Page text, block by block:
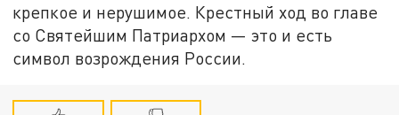
крепкое и нерушимое. Крестный ход во главе
со Святейшим Патриархом — это и есть
символ возрождения России.